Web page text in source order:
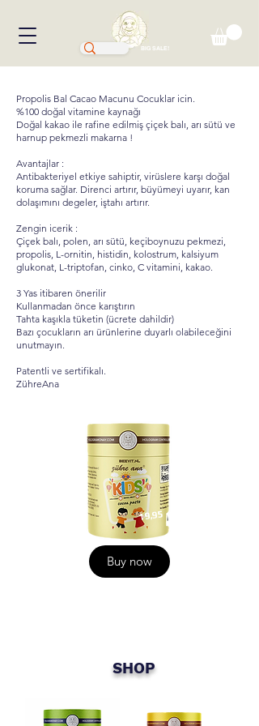
BIG SALE!
Propolis Bal Cacao Macunu Cocuklar icin.
%100 doğal vitamine kaynağı
Doğal kakao ile rafine edilmiş çiçek balı, arı sütü ve
harnup pekmezli makarna !
Avantajlar :
Antibakteriyel etkiye sahiptir, virüslere karşı doğal
koruma sağlar. Direnci artırır, büyümeyi uyarır, kan
dolaşımını degeler, iştahı artırır.
Zengin icerik :
Çiçek balı, polen, arı sütü, keçiboynuzu pekmezi,
propolis, L-ornitin, histidin, kolostrum, kalsiyum
glukonat, L-triptofan, cinko, C vitamini, kakao.
3 Yas itibaren önerilir
Kullanmadan önce karıştırın
Tahta kaşıkla tüketin (ücrete dahildir)
Bazı çocukların arı ürünlerine duyarlı olabileceğini
unutmayın.
Patentli ve sertifikalı.
ZühreAna
19,95
Buy now
SHOP